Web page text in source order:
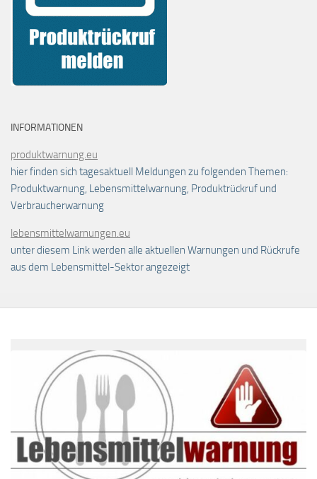
INFORMATIONEN
produktwarnung.eu
hier finden sich tagesaktuell Meldungen zu folgenden Themen:
Produktwarnung, Lebensmittelwarnung, Produktrückruf und
Verbraucherwarnung
lebensmittelwarnungen.eu
unter diesem Link werden alle aktuellen Warnungen und Rückrufe
aus dem Lebensmittel-Sektor angezeigt